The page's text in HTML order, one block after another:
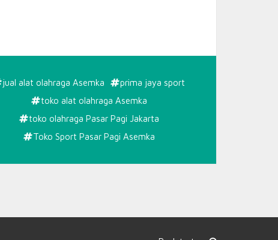
jual alat olahraga Asemka
prima jaya sport
toko alat olahraga Asemka
toko olahraga Pasar Pagi Jakarta
Toko Sport Pasar Pagi Asemka